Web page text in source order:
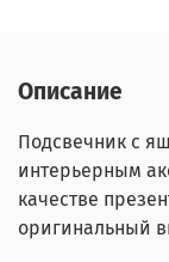
Описание
Подсвечник с
интерьерным
качестве
оригинальный